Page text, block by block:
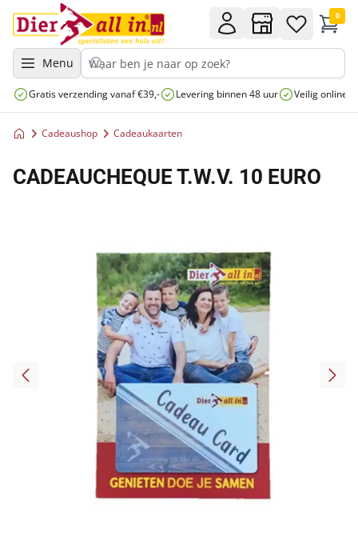
Menu
0
Gratis verzending vanaf €39,- Levering binnen 48 uur Veilig online
Cadeaushop Cadeaukaarten
CADEAUCHEQUE T.W.V. 10 EURO